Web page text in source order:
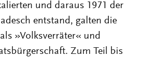
und daraus 1971 der
entstand, galten die
»Volksverräter« und
Zum Teil bis